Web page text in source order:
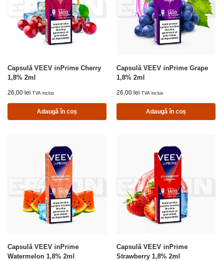
Capsulă VEEV inPrime Cherry
1,8% 2ml
26,00 lei TVA inclus
Adaugă în coș
Capsulă VEEV inPrime Grape
1,8% 2ml
26,00 lei TVA inclus
Adaugă în coș
Capsulă VEEV inPrime
Watermelon 1,8% 2ml
Capsulă VEEV inPrime
Strawberry 1,8% 2ml